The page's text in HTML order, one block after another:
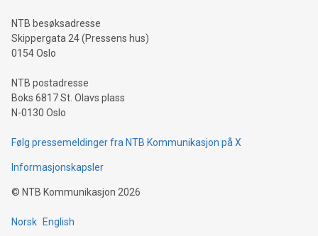
NTB besøksadresse
Skippergata 24 (Pressens hus)
0154 Oslo
NTB postadresse
Boks 6817 St. Olavs plass
N-0130 Oslo
Følg pressemeldinger fra NTB Kommunikasjon på X
Informasjonskapsler
© NTB Kommunikasjon 2026
Norsk English